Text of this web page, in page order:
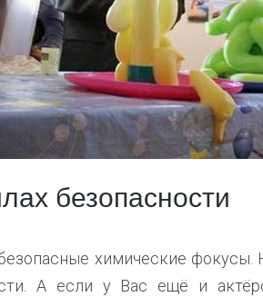
безопасности
химические фокусы.
А если у Вас ещё и